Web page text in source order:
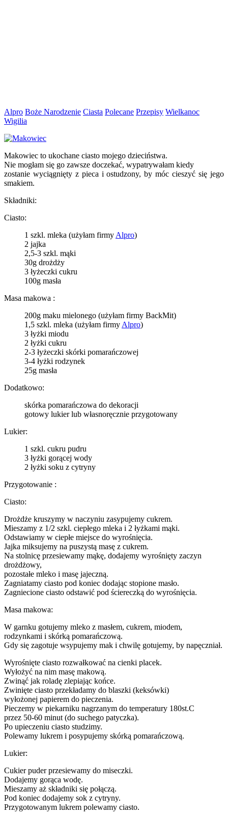
Alpro Boże Narodzenie Ciasta Polecane Przepisy Wielkanoc
Wigilia
Makowiec to ukochane ciasto mojego dzieciństwa.
Nie mogłam się go zawsze doczekać, wypatrywałam kiedy
zostanie wyciągnięty z pieca i ostudzony, by móc cieszyć się jego
smakiem.
Składniki:
Ciasto:
1 szkl. mleka (użyłam firmy Alpro)
2 jajka
2,5-3 szkl. mąki
30g drożdży
3 łyżeczki cukru
100g masła
Masa makowa :
200g maku mielonego (użyłam firmy BackMit)
1,5 szkl. mleka (użyłam firmy Alpro)
3 łyżki miodu
2 łyżki cukru
2-3 łyżeczki skórki pomarańczowej
3-4 łyżki rodzynek
25g masła
Dodatkowo:
skórka pomarańczowa do dekoracji
gotowy lukier lub własnoręcznie przygotowany
Lukier:
1 szkl. cukru pudru
3 łyżki gorącej wody
2 łyżki soku z cytryny
Przygotowanie :
Ciasto:
Drożdże kruszymy w naczyniu zasypujemy cukrem.
Mieszamy z 1/2 szkl. ciepłego mleka i 2 łyżkami mąki.
Odstawiamy w ciepłe miejsce do wyrośnięcia.
Jajka miksujemy na puszystą masę z cukrem.
Na stolnicę przesiewamy mąkę, dodajemy wyrośnięty zaczyn
drożdżowy,
pozostałe mleko i masę jajeczną.
Zagniatamy ciasto pod koniec dodając stopione masło.
Zagniecione ciasto odstawić pod ściereczką do wyrośnięcia.
Masa makowa:
W garnku gotujemy mleko z masłem, cukrem, miodem,
rodzynkami i skórką pomarańczową.
Gdy się zagotuje wsypujemy mak i chwilę gotujemy, by napęczniał.
Wyrośnięte ciasto rozwałkować na cienki placek.
Wyłożyć na nim masę makową.
Zwinąć jak roladę zlepiając końce.
Zwinięte ciasto przekładamy do blaszki (keksówki)
wyłożonej papierem do pieczenia.
Pieczemy w piekarniku nagrzanym do temperatury 180st.C
przez 50-60 minut (do suchego patyczka).
Po upieczeniu ciasto studzimy.
Polewamy lukrem i posypujemy skórką pomarańczową.
Lukier:
Cukier puder przesiewamy do miseczki.
Dodajemy gorąca wodę.
Mieszamy aż składniki się połączą.
Pod koniec dodajemy sok z cytryny.
Przygotowanym lukrem polewamy ciasto.